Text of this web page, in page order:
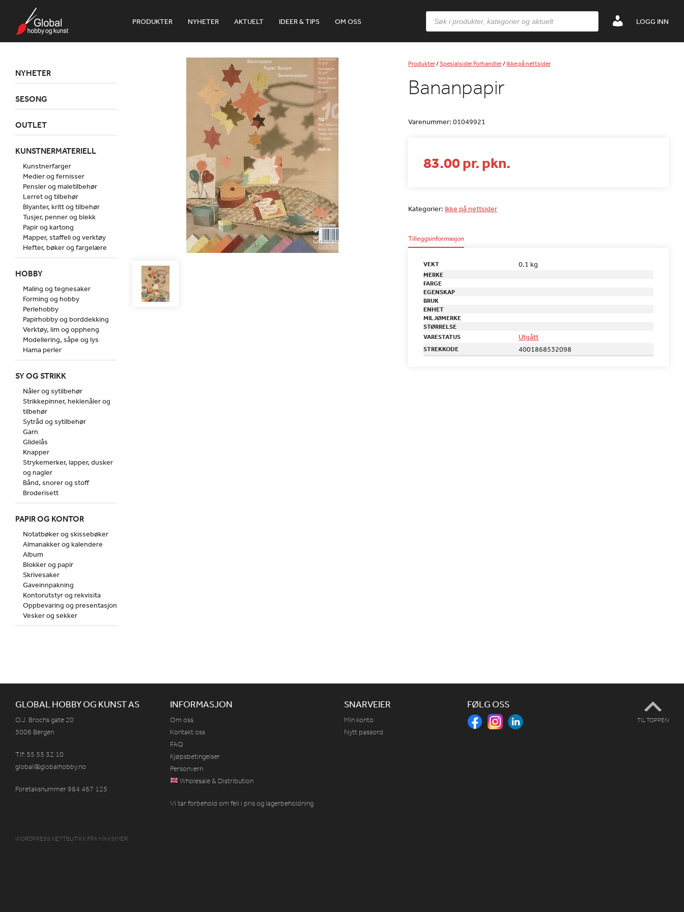
PRODUKTER NYHETER AKTUELT IDEER & TIPS OM OSS LOGG INN
Products
search
Produkter/Spesialsider Forhandler/Ikke på nettsider
Bananpapir
Varenummer: 01049921
83.00 pr. pkn.
Kategorier: Ikke på nettsider
Tilleggsinformasjon
VEKT 0.1 kg
MERKE
FARGE
EGENSKAP
BRUK
ENHET
MILJØMERKE
STØRRELSE
VARESTATUS
Utgått
STREKKODE 4001868532098
NYHETER
SESONG
OUTLET
KUNSTNERMATERIELL
Kunstnerfarger
Medier og fernisser
Pensler og maletilbehør
Lerret og tilbehør
Blyanter, kritt og tilbehør
Tusjer, penner og blekk
Papir og kartong
Mapper, staffeli og verktøy
Hefter, bøker og fargelære
HOBBY
Maling og tegnesaker
Forming og hobby
Perlehobby
Papirhobby og borddekking
Verktøy, lim og oppheng
Modellering, såpe og lys
Hama perler
SY OG STRIKK
Nåler og sytilbehør
Strikkepinner, heklenåler og
tilbehør
Sytråd og sytilbehør
Garn
Glidelås
Knapper
Strykemerker, lapper, dusker
og nagler
Bånd, snorer og stoff
Broderisett
PAPIR OG KONTOR
Notatbøker og skissebøker
Almanakker og kalendere
Album
Blokker og papir
Skrivesaker
Gaveinnpakning
Kontorutstyr og rekvisita
Oppbevaring og presentasjon
Vesker og sekker
GLOBAL HOBBY OG KUNST AS
O.J. Brochs gate 20
5006 Bergen
Tlf: 55 55 32 10
global@globalhobby.no
Foretaksnummer 984 467 125
INFORMASJON
Om oss
Kontakt oss
FAQ
Kjøpsbetingelser
Personvern
Wholesale & Distribution
Vi tar forbehold om feil i pris og lagerbeholdning
SNARVEIER
Min konto
Nytt passord
FØLG OSS
TIL TOPPEN
WORDPRESS NETTBUTIKK FRA MAKSIMER